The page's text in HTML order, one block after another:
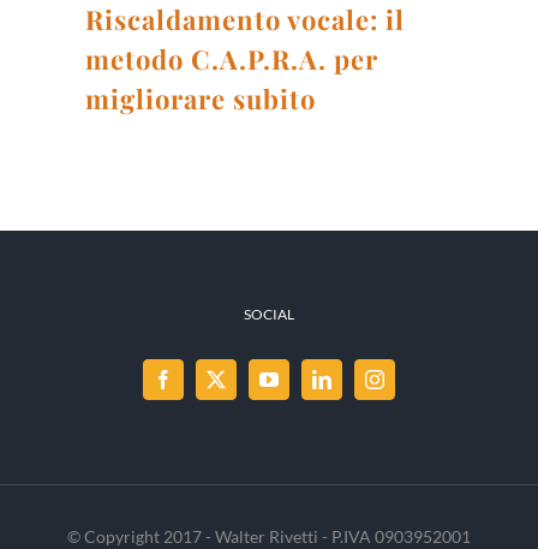
Riscaldamento vocale: il
metodo C.A.P.R.A. per
migliorare subito
SOCIAL
© Copyright 2017 - Walter Rivetti - P.IVA 0903952001